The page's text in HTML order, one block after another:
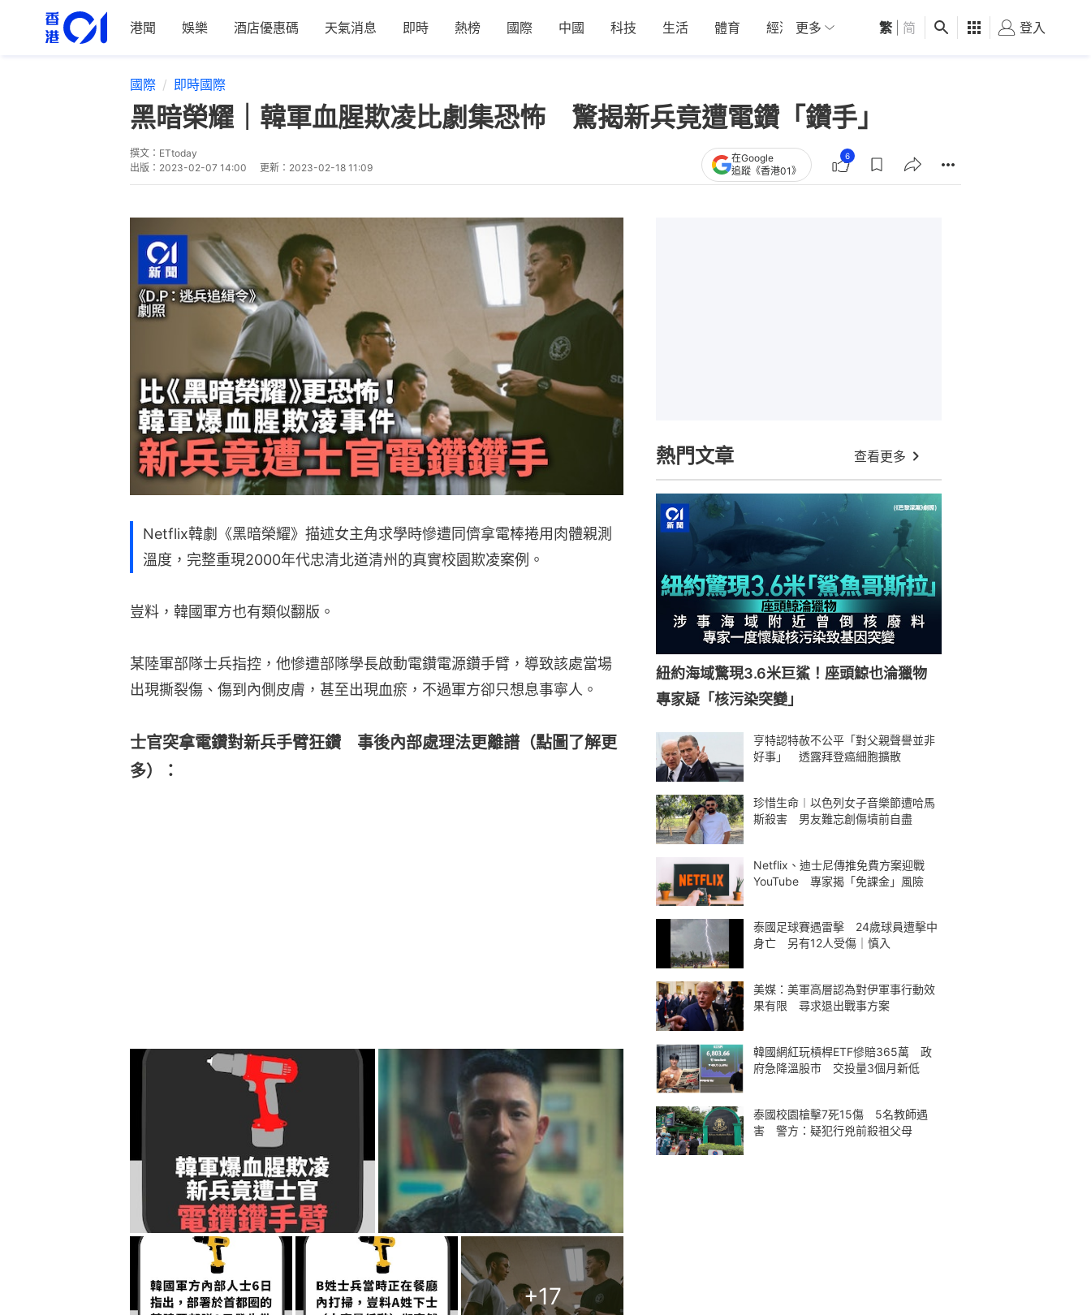
港聞 娛樂 酒店優惠碼 天氣消息 即時 熱榜 國際 中國 科技 生活 體育 經濟 01深圳 觀點 健康 好食玩飛
更多 繁 简 登入
國際 即時國際
黑暗榮耀｜韓軍血腥欺凌比劇集恐怖 驚揭新兵竟遭電鑽「鑽手」
撰文： ETtoday
出版： 2023-02-07 14:00 更新： 2023-02-18 11:09
在Google
追蹤《香港01》
6
Netflix韓劇《黑暗榮耀》描述女主角求學時慘遭同儕拿電棒捲用肉體親測
溫度，完整重現2000年代忠清北道清州的真實校園欺凌案例。
豈料，韓國軍方也有類似翻版。
某陸軍部隊士兵指控，他慘遭部隊學長啟動電鑽電源鑽手臂，導致該處當場
出現撕裂傷、傷到內側皮膚，甚至出現血瘀，不過軍方卻只想息事寧人。
士官突拿電鑽對新兵手臂狂鑽 事後內部處理法更離譜（點圖了解更
多）：
+17
熱門文章 查看更多
紐約海域驚現3.6米巨鯊！座頭鯨也淪獵物
專家疑「核污染突變」
亨特認特赦不公平「對父親聲譽並非
好事」 透露拜登癌細胞擴散
珍惜生命︱以色列女子音樂節遭哈馬
斯殺害 男友難忘創傷墳前自盡
Netflix、迪士尼傳推免費方案迎戰
YouTube 專家揭「免課金」風險
泰國足球賽遇雷擊 24歲球員遭擊中
身亡 另有12人受傷｜慎入
美媒：美軍高層認為對伊軍事行動效
果有限 尋求退出戰事方案
韓國網紅玩槓桿ETF慘賠365萬 政
府急降溫股市 交投量3個月新低
泰國校園槍擊7死15傷 5名教師遇
害 警方：疑犯行兇前殺祖父母